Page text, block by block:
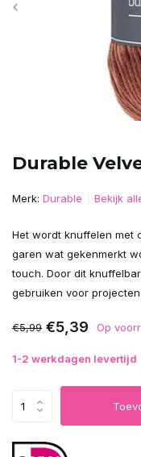
Durable
Merk: Durable Bekijk
Het wordt knuffelen met
garen wat gekenmerkt
touch. Door dit
gebruiken voor
€5,99 €5,39 Op
1-2 werkdagen levertijd